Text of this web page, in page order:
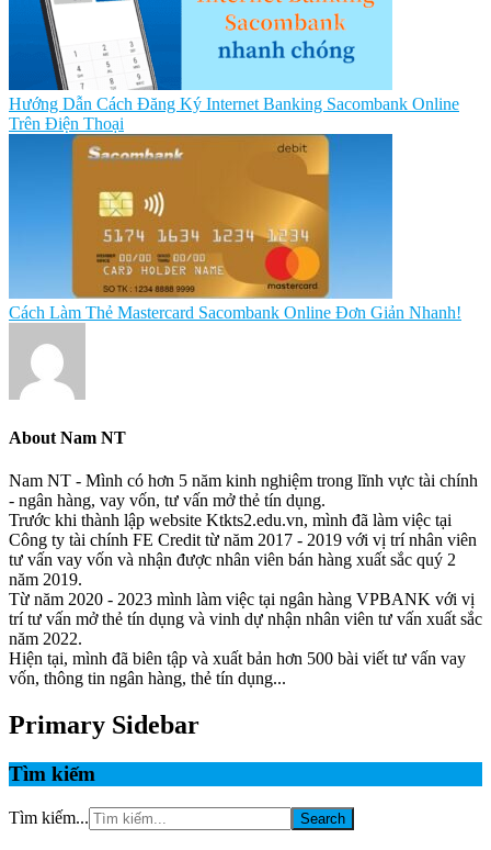
Hướng Dẫn Cách Đăng Ký Internet Banking Sacombank Online
Trên Điện Thoại
Cách Làm Thẻ Mastercard Sacombank Online Đơn Giản Nhanh!
About Nam NT
Nam NT - Mình có hơn 5 năm kinh nghiệm trong lĩnh vực tài chính
- ngân hàng, vay vốn, tư vấn mở thẻ tín dụng.
Trước khi thành lập website Ktkts2.edu.vn, mình đã làm việc tại
Công ty tài chính FE Credit từ năm 2017 - 2019 với vị trí nhân viên
tư vấn vay vốn và nhận được nhân viên bán hàng xuất sắc quý 2
năm 2019.
Từ năm 2020 - 2023 mình làm việc tại ngân hàng VPBANK với vị
trí tư vấn mở thẻ tín dụng và vinh dự nhận nhân viên tư vấn xuất sắc
năm 2022.
Hiện tại, mình đã biên tập và xuất bản hơn 500 bài viết tư vấn vay
vốn, thông tin ngân hàng, thẻ tín dụng...
Primary Sidebar
Tìm kiếm
Tìm kiếm...